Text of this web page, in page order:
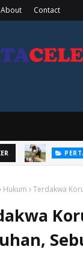
About Contact
Hukum Terdakwa